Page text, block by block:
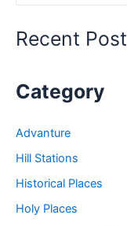
Places
Recent Post
Category
Advanture
Hill Stations
Historical Places
Holy Places